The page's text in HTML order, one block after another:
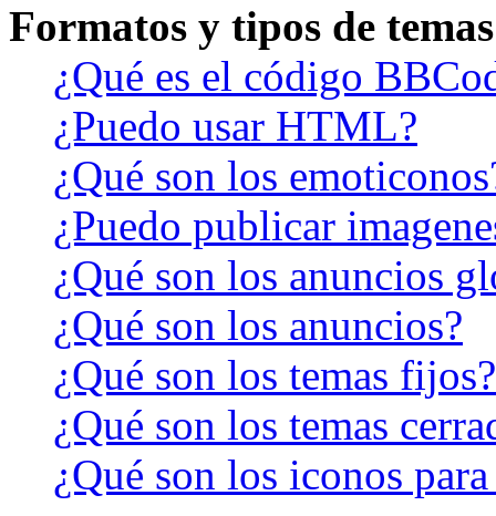
Formatos y tipos de temas
¿Qué es el código
¿Puedo usar HTML?
¿Qué son los
¿Puedo publicar
¿Qué son los anuncios
¿Qué son los anuncios?
¿Qué son los temas fijos?
¿Qué son los temas
¿Qué son los iconos